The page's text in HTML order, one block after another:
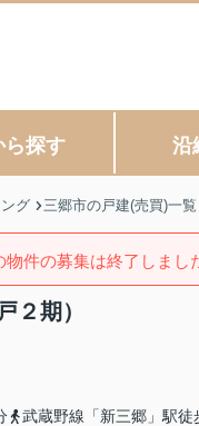
ら探す 沿
グ 三郷市の戸建(売買)一覧
物件の募集は終了しまし
２期）
武蔵野線「新三郷」駅徒